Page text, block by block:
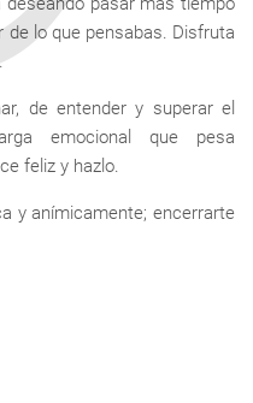
lo que pensabas. Disfruta
de entender y superar el
emocional que pesa
feliz y hazlo.
y anímicamente; encerrarte